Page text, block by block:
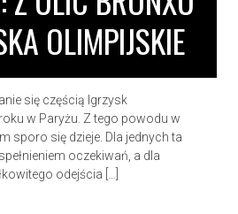
OLIMPIJSKIE
się częścią Igrzysk
w Paryżu. Z tego powodu w
sporo się dzieje. Dla jednych ta
oczekiwań, a dla
odejścia […]